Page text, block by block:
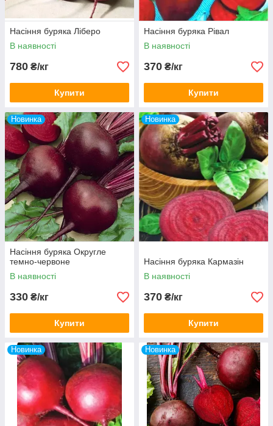
Насіння буряка Ліберо
В наявності
780 ₴/кг
Купити
Насіння буряка Рівал
В наявності
370 ₴/кг
Купити
Новинка
Насіння буряка Округле
темно-червоне
В наявності
330 ₴/кг
Купити
Новинка
Насіння буряка Кармазін
В наявності
370 ₴/кг
Купити
Новинка Новинка